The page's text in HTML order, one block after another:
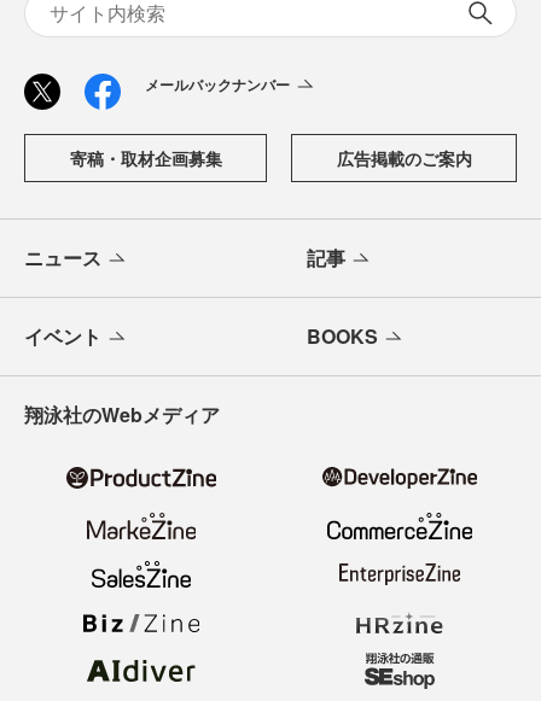
メールバックナンバー
寄稿・取材企画募集 広告掲載のご案内
ニュース 記事
イベント BOOKS
翔泳社のWebメディア